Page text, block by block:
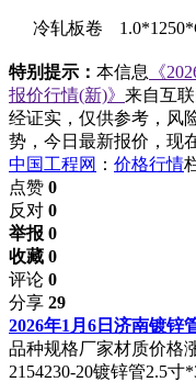
冷轧板卷
特别提示： 本信息
《
报价行情(新)》 来自互
经证实，仅供参考，风
势，今日最新报价，现
中国工程网 ： 价格行情
点赞 0
反对 0
举报 0
收藏 0
评论 0
分享 29
2026年1月6日济南镀锌
品种规格厂家材质价格
2154230-20镀锌管2.5寸